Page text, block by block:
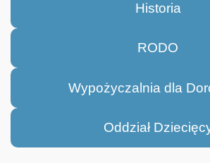
Historia
RODO
Wypożyczalnia dla
Oddział